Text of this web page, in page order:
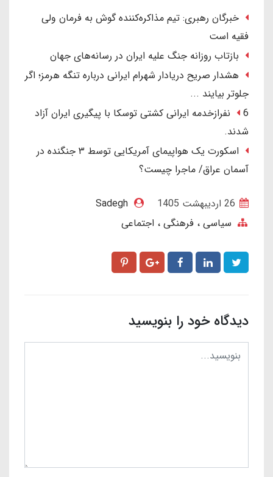
خبرگان رهبری: تیم مذاکره‌کننده گوش به فرمان ولی
فقیه است
بازتاب روزانه جنگ علیه ایران در رسانه‌های جهان
هشدار صریح دریادار شهرام ایرانی درباره تنگه هرمز؛ اگر
جلوتر بیایند ...
6 نفرازخدمه ایرانی کشتی توسکا با پیگیری ایران آزاد
شدند.
اسکورت یک هواپیمای آمریکایی توسط ۳ جنگنده در
آسمان عراق/ ماجرا چیست؟
Sadegh
سیاسی ، فرهنگی ، اجتماعی
دیدگاه خود را بنویسید